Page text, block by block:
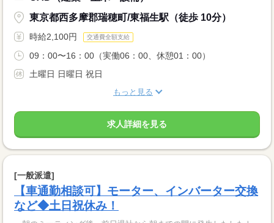
東京都西多摩郡瑞穂町/東福生駅（徒歩 10分）
時給2,100円 交通費全額支給
09：00〜16：00（実働06：00、休憩01：00）
土曜日 日曜日 祝日
もっと見る
求人詳細を見る
[一般派遣]
【車通勤相談可】モーター、インバーター交換
など◆土日祝休み！